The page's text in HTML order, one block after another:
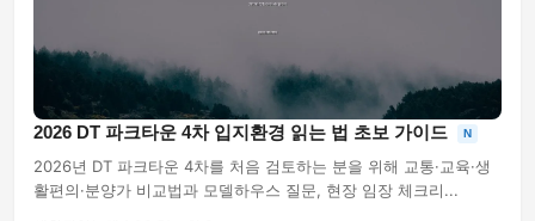
2026 DT 파크타운 4차 입지환경 읽는 법 초보 가이드 N
2026년 DT 파크타운 4차를 처음 검토하는 분을 위해 교통·교육·생
활편의·분양가 비교법과 모델하우스 질문, 현장 임장 체크리...